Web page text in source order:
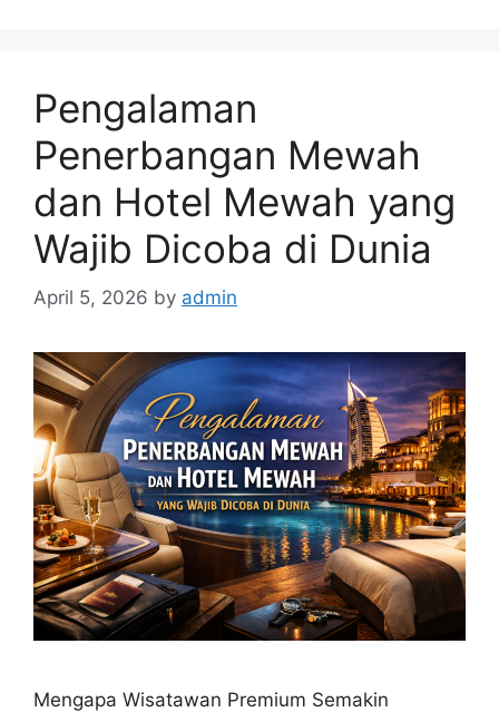
Pengalaman
Penerbangan Mewah
dan Hotel Mewah yang
Wajib Dicoba di Dunia
April 5, 2026 by admin
Mengapa Wisatawan Premium Semakin